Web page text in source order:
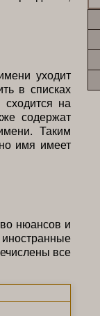
уходит
в списках
на
содержат
Таким
имя имеет
нюансов и
все